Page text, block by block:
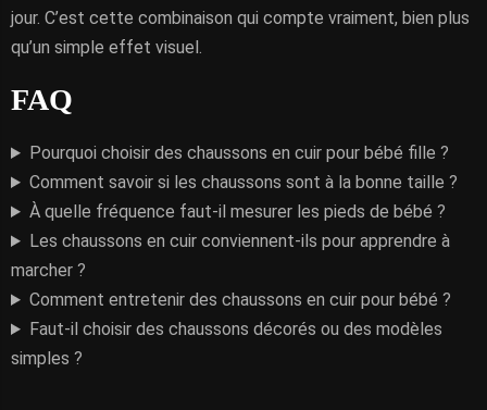
jour. C’est cette combinaison qui compte vraiment, bien plus
qu’un simple effet visuel.
FAQ
Pourquoi choisir des chaussons en cuir pour bébé fille ?
Comment savoir si les chaussons sont à la bonne taille ?
À quelle fréquence faut-il mesurer les pieds de bébé ?
Les chaussons en cuir conviennent-ils pour apprendre à
marcher ?
Comment entretenir des chaussons en cuir pour bébé ?
Faut-il choisir des chaussons décorés ou des modèles
simples ?